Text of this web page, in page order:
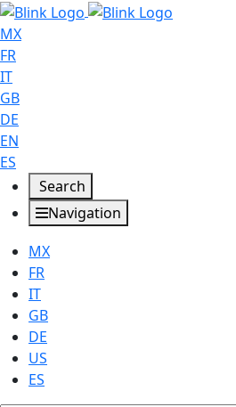
MX
FR
IT
GB
DE
EN
ES
Search
Navigation
MX
FR
IT
GB
DE
US
ES